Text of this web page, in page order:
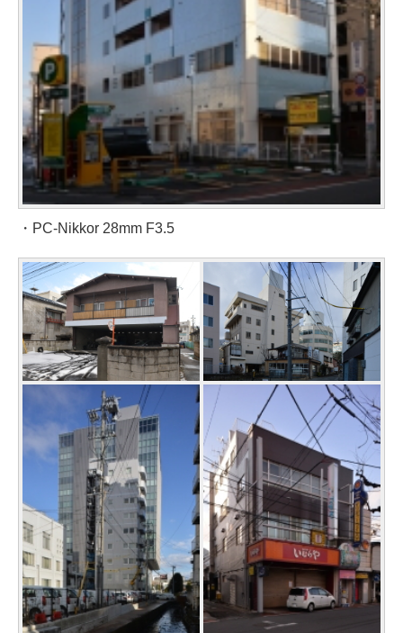
・PC-Nikkor 28mm F3.5